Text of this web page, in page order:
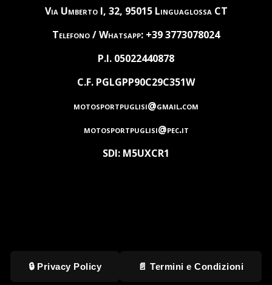
Via Umberto I, 32, 95015 Linguaglossa CT
Telefono / Whatsapp: +39 3773078024
P.I. 05022440878
C.F. PGLGPP90C29C351W
motosportpuglisi@gmail.com
motosportpuglisi@pec.it
SDI: M5UXCR1
🔒 Privacy Policy 📄 Termini e Condizioni